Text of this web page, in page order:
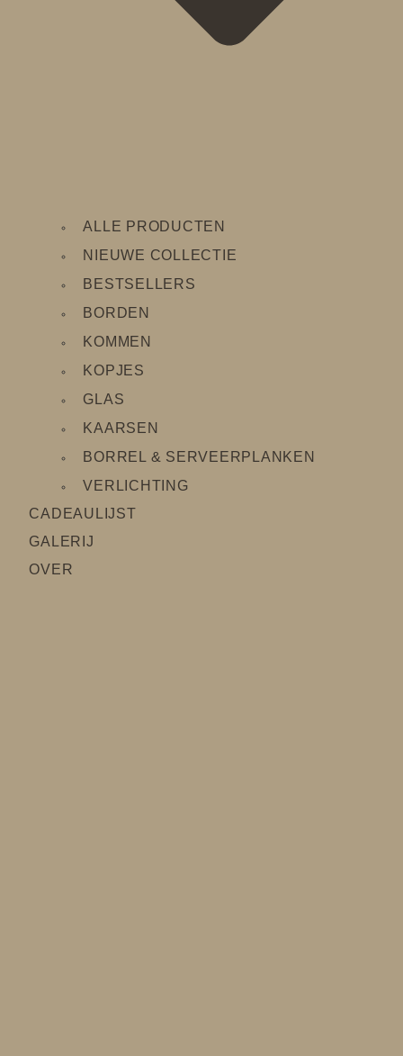
ALLE PRODUCTEN
NIEUWE COLLECTIE
BESTSELLERS
BORDEN
KOMMEN
KOPJES
GLAS
KAARSEN
BORREL & SERVEERPLANKEN
VERLICHTING
CADEAULIJST
GALERIJ
OVER